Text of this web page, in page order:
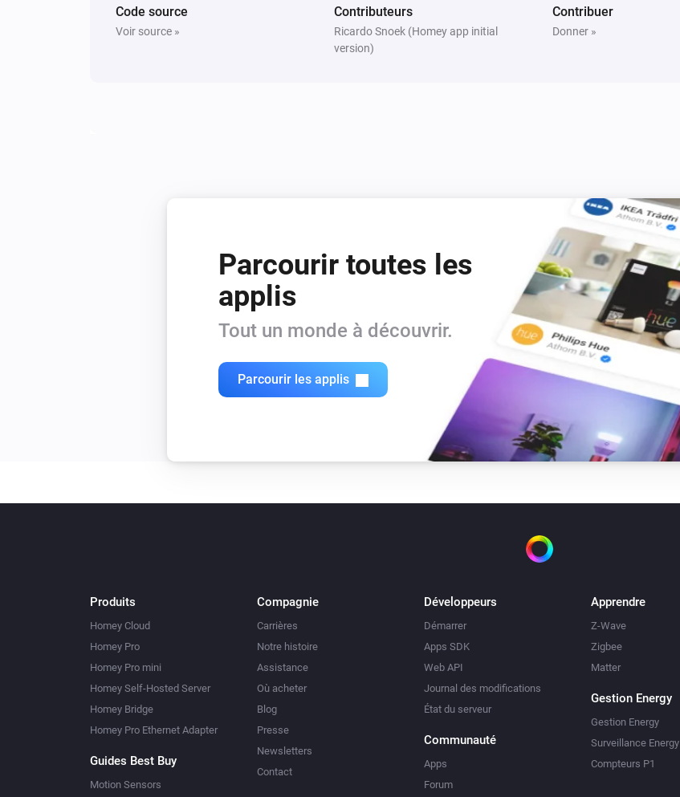
Code source
Voir source »
Contributeurs
Ricardo Snoek (Homey app initial
version)
Contribuer
Donner »
Parcourir toutes les
applis
Tout un monde à découvrir.
Parcourir les applis
Produits
Homey Cloud
Homey Pro
Homey Pro mini
Homey Self-Hosted Server
Homey Bridge
Homey Pro Ethernet Adapter
Guides Best Buy
Motion Sensors
Compagnie
Carrières
Notre histoire
Assistance
Où acheter
Blog
Presse
Newsletters
Contact
Développeurs
Démarrer
Apps SDK
Web API
Journal des modifications
État du serveur
Communauté
Apps
Forum
Apprendre
Z-Wave
Zigbee
Matter
Gestion Energy
Gestion Energy
Surveillance Energy
Compteurs P1